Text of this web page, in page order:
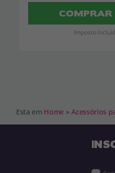
COMPRAR
Imposto
Esta em Home » Acessórios